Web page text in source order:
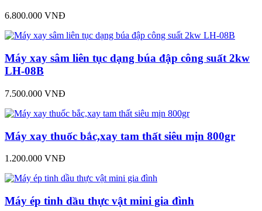
6.800.000 VNĐ
Máy xay sâm liên tục dạng búa đập công suất 2kw
LH-08B
7.500.000 VNĐ
Máy xay thuốc bắc,xay tam thất siêu mịn 800gr
1.200.000 VNĐ
Máy ép tinh dầu thực vật mini gia đình